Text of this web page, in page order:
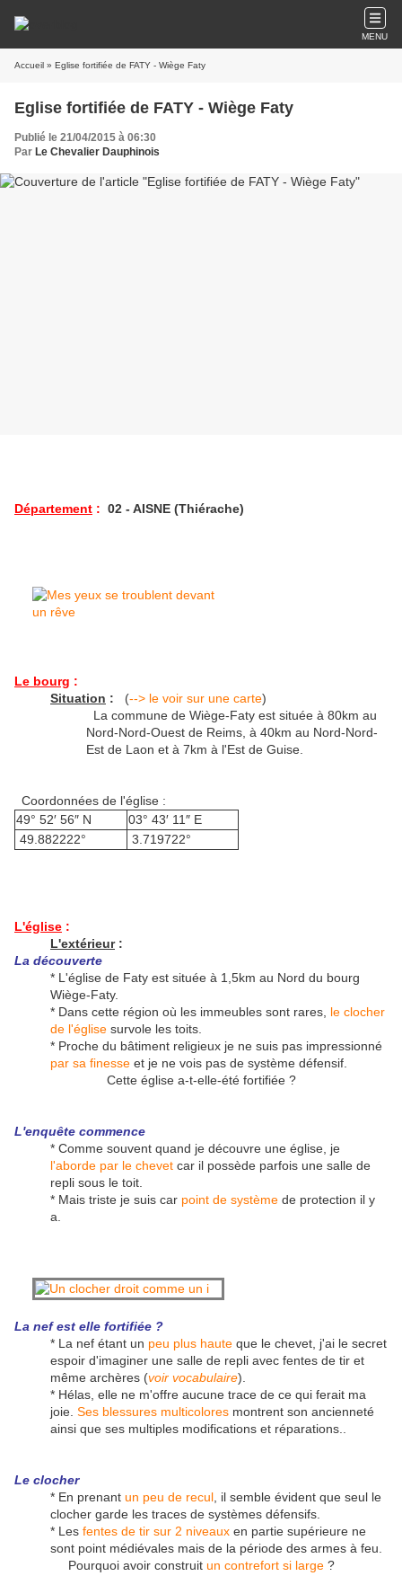
MENU
Accueil » Eglise fortifiée de FATY - Wiège Faty
Eglise fortifiée de FATY - Wiège Faty
Publié le 21/04/2015 à 06:30
Par Le Chevalier Dauphinois
Département : 02 - AISNE (Thiérache)
Le bourg :
Situation : (--> le voir sur une carte)
La commune de Wiège-Faty est située à 80km au
Nord-Nord-Ouest de Reims, à 40km au Nord-Nord-
Est de Laon et à 7km à l'Est de Guise.
Coordonnées de l'église :
49° 52′ 56″ N
03° 43′ 11″ E
49.882222°
3.719722°
L'église :
L'extérieur:
La découverte
* L'église de Faty est située à 1,5km au Nord du bourg
Wiège-Faty.
* Dans cette région où les immeubles sont rares, le clocher
de l'église survole les toits.
* Proche du bâtiment religieux je ne suis pas impressionné
par sa finesse et je ne vois pas de système défensif.
Cette église a-t-elle-été fortifiée ?
L'enquête commence
* Comme souvent quand je découvre une église, je
l'aborde par le chevet car il possède parfois une salle de
repli sous le toit.
* Mais triste je suis car point de système de protection il y
a.
La nef est elle fortifiée ?
* La nef étant un peu plus haute que le chevet, j'ai le secret
espoir d'imaginer une salle de repli avec fentes de tir et
même archères (voir vocabulaire).
* Hélas, elle ne m'offre aucune trace de ce qui ferait ma
joie. Ses blessures multicolores montrent son ancienneté
ainsi que ses multiples modifications et réparations..
Le clocher
* En prenant un peu de recul , il semble évident que seul le
clocher garde les traces de systèmes défensifs.
* Les fentes de tir sur 2 niveaux en partie supérieure ne
sont point médiévales mais de la période des armes à feu.
Pourquoi avoir construit un contrefort si large?